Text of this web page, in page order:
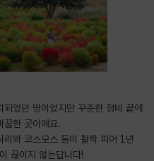
었던 땅이었지만 꾸준한 정비 끝에
꿈한 곳이에요.
와 코스모스 등이 활짝 피어 1년
끊이지 않는답니다!